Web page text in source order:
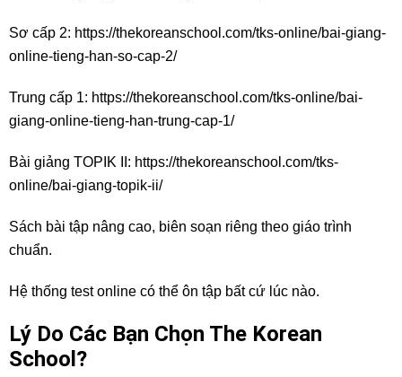
Sơ cấp 2: https://thekoreanschool.com/tks-online/bai-giang-
online-tieng-han-so-cap-2/
Trung cấp 1: https://thekoreanschool.com/tks-online/bai-
giang-online-tieng-han-trung-cap-1/
Bài giảng TOPIK II: https://thekoreanschool.com/tks-
online/bai-giang-topik-ii/
Sách bài tập nâng cao, biên soạn riêng theo giáo trình
chuẩn.
Hệ thống test online có thể ôn tập bất cứ lúc nào.
Lý Do Các Bạn Chọn The Korean
School?